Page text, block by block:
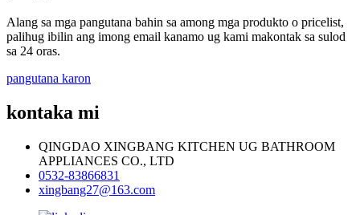
Alang sa mga pangutana bahin sa among mga produkto o pricelist,
palihug ibilin ang imong email kanamo ug kami makontak sa sulod
sa 24 oras.
pangutana karon
kontaka mi
QINGDAO XINGBANG KITCHEN UG BATHROOM
APPLIANCES CO., LTD
0532-83866831
xingbang27@163.com